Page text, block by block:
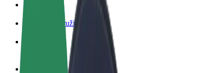
Prednosti
Kako se pridružiti